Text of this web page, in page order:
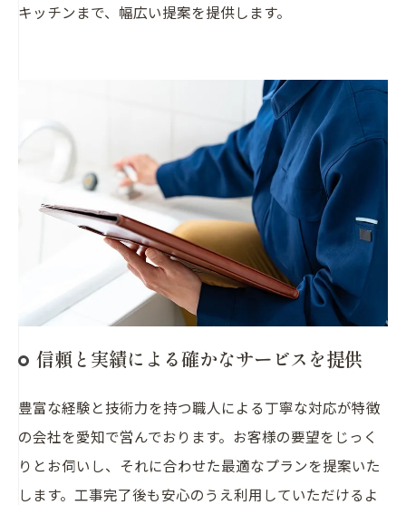
キッチンまで、幅広い提案を提供します。
信頼と実績による確かなサービスを提供
豊富な経験と技術力を持つ職人による丁寧な対応が特徴
の会社を愛知で営んでおります。お客様の要望をじっく
りとお伺いし、それに合わせた最適なプランを提案いた
します。工事完了後も安心のうえ利用していただけるよ